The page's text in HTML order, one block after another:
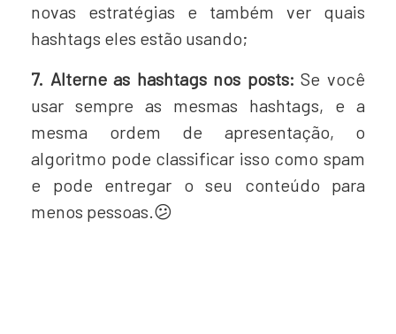
novas estratégias e também ver quais
hashtags eles estão usando;
7. Alterne as hashtags nos posts: Se você
usar sempre as mesmas hashtags, e a
mesma ordem de apresentação, o
algoritmo pode classificar isso como spam
e pode entregar o seu conteúdo para
menos pessoas.😕